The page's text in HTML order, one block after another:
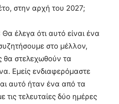
στην αρχή του 2027;
έλεγα ότι αυτό είναι ένα
στο μέλλον,
θα στελεχωθούν τα
Εμείς ενδιαφερόμαστε
αυτό ήταν ένα από τα
τελευταίες δύο ημέρες